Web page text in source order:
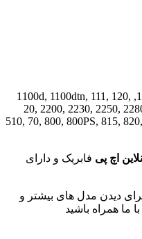
قابل استفاده در دستگاه های : 10, 100, 1100d, 1100dtn, 111, 120,
20, 2200, 2230, 2250,
510, 70, 800, 800PS, 815,
آنلاین اچ پی فابریک و دارای
دیدن مدل های بیشتر و
با ما همراه باشید